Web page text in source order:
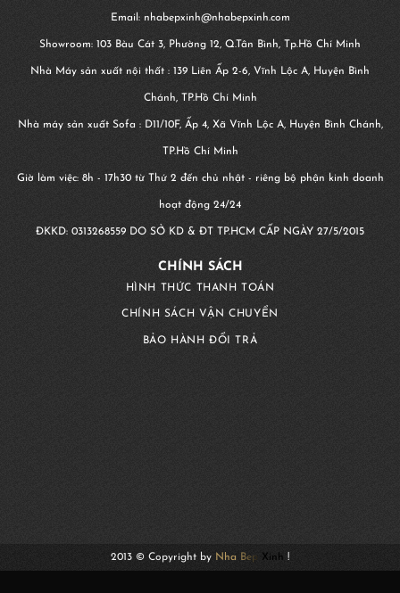
Email: nhabepxinh@nhabepxinh.com
Showroom: 103 Bàu Cát 3, Phường 12, Q.Tân Bình, Tp.Hồ Chí Minh
Nhà Máy sản xuất nội thất : 139 Liên Ấp 2-6, Vĩnh Lộc A, Huyện Bình
Chánh, TP.Hồ Chí Minh
Nhà máy sản xuất Sofa : D11/10F, Ấp 4, Xã Vĩnh Lộc A, Huyện Bình Chánh,
TP.Hồ Chí Minh
Giờ làm việc: 8h - 17h30 từ Thứ 2 đến chủ nhật - riêng bộ phận kinh doanh
hoạt động 24/24
ĐKKD: 0313268559 DO SỞ KD & ĐT TP.HCM CẤP NGÀY 27/5/2015
CHÍNH SÁCH
HÌNH THỨC THANH TOÁN
CHÍNH SÁCH VẬN CHUYỂN
BẢO HÀNH ĐỔI TRẢ
2013 © Copyright by Nha Bep Xinh !